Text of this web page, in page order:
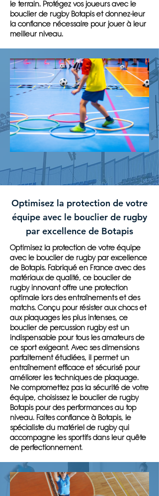
le terrain. Protégez vos joueurs avec le
bouclier de rugby Botapis et donnez-leur
la confiance nécessaire pour jouer à leur
meilleur niveau.
Optimisez la protection de votre
équipe avec le bouclier de rugby
par excellence de Botapis
Optimisez la protection de votre équipe
avec le bouclier de rugby par excellence
de Botapis. Fabriqué en France avec des
matériaux de qualité, ce bouclier de
rugby innovant offre une protection
optimale lors des entraînements et des
matchs. Conçu pour résister aux chocs et
aux plaquages les plus intenses, ce
bouclier de percussion rugby est un
indispensable pour tous les amateurs de
ce sport exigeant. Avec ses dimensions
parfaitement étudiées, il permet un
entraînement efficace et sécurisé pour
améliorer les techniques de plaquage.
Ne compromettez pas la sécurité de votre
équipe, choisissez le bouclier de rugby
Botapis pour des performances au top
niveau. Faites confiance à Botapis, le
spécialiste du matériel de rugby qui
accompagne les sportifs dans leur quête
de perfectionnement.